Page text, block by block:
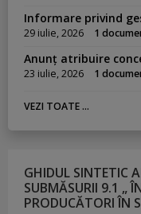
Informare privind
29 iulie, 2026 1
Anunț atribuire
23 iulie, 2026 1
VEZI TOATE ...
GHIDUL SINTETIC
SUBMĂSURII 9.1 „
PRODUCĂTORI ÎN